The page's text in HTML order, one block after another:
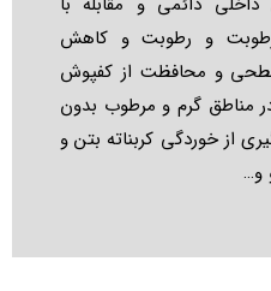
و رطوبت و کاهش
و محافظت از کفپوش
مناطق گرم و مرطوب بدون
از خوردگی کربناته بتن و
و…